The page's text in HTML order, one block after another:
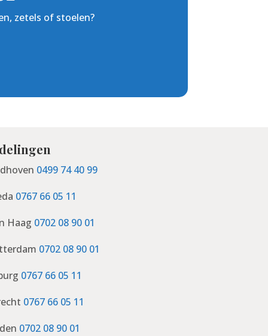
zetels of stoelen?
0499 74 40 99
0767 66 05 11
Haag 0702 08 90 01
0702 08 90 01
0767 66 05 11
0767 66 05 11
0702 08 90 01